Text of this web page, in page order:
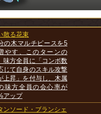
散る花束
の木マルチピースを5
やす、このターンの
味方全員に「コンボ数
じて自身のスキル攻撃
上昇」を付与し、木属
味方全員の会心率が
アップ
ンソード・ブランシェ